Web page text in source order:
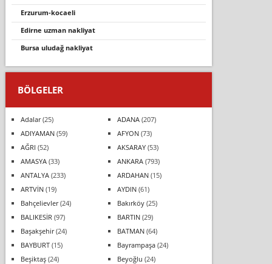
erzurum-kocaeli
edirne uzman nakliyat
bursa uludağ nakliyat
BÖLGELER
Adalar(25) ADANA(207)
ADIYAMAN(59) AFYON(73)
AĞRI (52) AKSARAY(53)
AMASYA(33) ANKARA(793)
ANTALYA(233) ARDAHAN(15)
ARTVİN(19) AYDIN(61)
Bahçelievler(24) Bakırköy(25)
BALIKESİR (97) BARTIN(29)
Başakşehir(24) BATMAN(64)
BAYBURT(15) Bayrampaşa(24)
Beşiktaş(24) Beyoğlu (24)